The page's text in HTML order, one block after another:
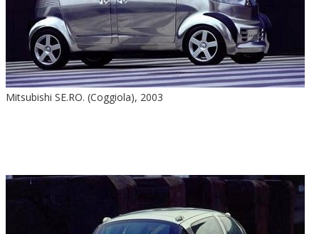
Mitsubishi SE.RO. (Coggiola), 2003